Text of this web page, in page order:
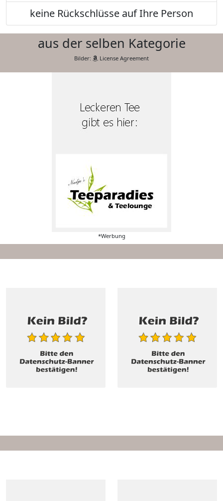
keine Rückschlüsse auf Ihre Person
aus der selben Kategorie
Bilder: License Agreement
*Werbung